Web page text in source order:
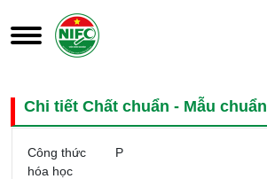
Chi tiết Chất chuẩn - Mẫu chuẩn
Công thức
hóa học
P